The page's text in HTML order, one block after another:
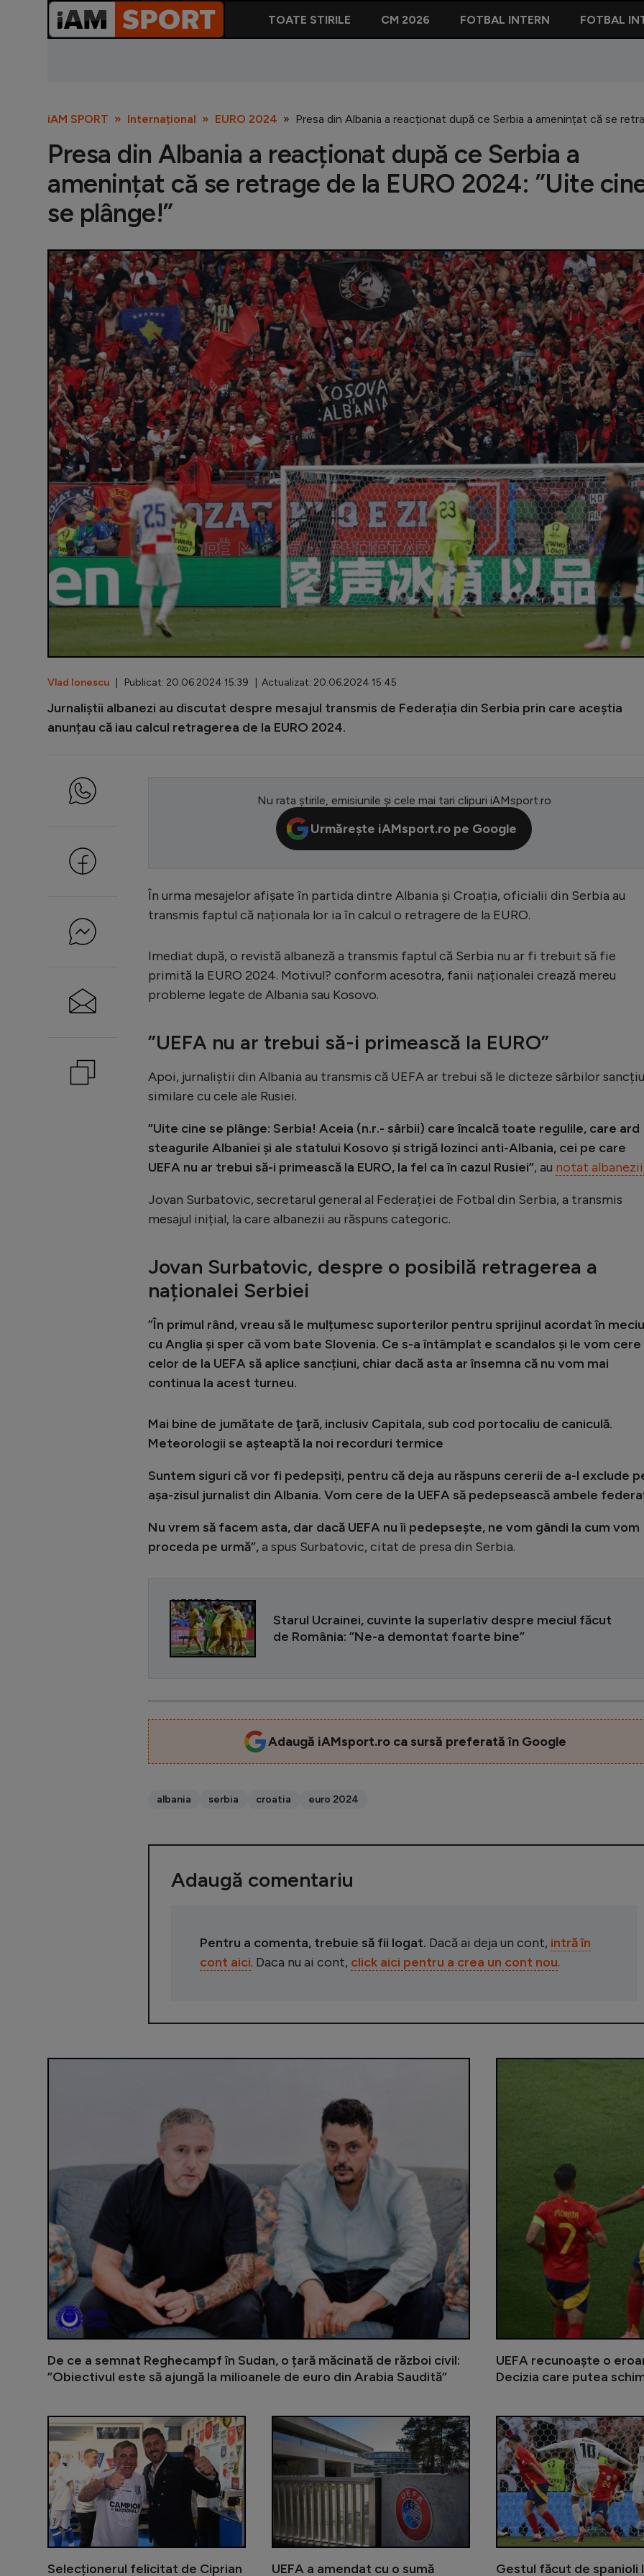
TOATE STIRILE CM 2026 FOTBAL INTERN FOTBAL
iAM SPORT Internațional EURO 2024 Presa din Albania a reacționat după ce Serbia a amenințat că se
Presa din Albania a reacționat după ce Serbia a
amenințat că se retrage de la EURO 2024: ”Uite
se plânge!”
Vlad Ionescu | Publicat: 20.06.2024 15:39 | Actualizat: 20.06.2024 15:45
Jurnaliștii albanezi au discutat despre mesajul transmis de Federația din Serbia prin care aceștia
anunțau că iau calcul retragerea de la EURO 2024.
Nu rata știrile, emisiunile și cele mai tari clipuri iAMsport.ro
Urmărește iAMsport.ro pe Google
În urma mesajelor afișate în partida dintre Albania și Croația, oficialii din Serbia au
transmis faptul că naționala lor ia în calcul o retragere de la EURO.
Imediat după, o revistă albaneză a transmis faptul că Serbia nu ar fi trebuit să fie
primită la EURO 2024. Motivul? conform acesotra, fanii naționalei crează mereu
probleme legate de Albania sau Kosovo.
”UEFA nu ar trebui să-i primească la EURO”
Apoi, jurnaliștii din Albania au transmis că UEFA ar trebui să le dicteze sârbilor
similare cu cele ale Rusiei.
”Uite cine se plânge: Serbia! Aceia (n.r.- sârbii) care încalcă toate regulile, care ard
steagurile Albaniei și ale statului Kosovo și strigă lozinci anti-Albania, cei pe care
UEFA nu ar trebui să-i primească la EURO, la fel ca în cazul Rusiei”, au notat albanezii.
Jovan Surbatovic, secretarul general al Federației de Fotbal din Serbia, a transmis
mesajul inițial, la care albanezii au răspuns categoric.
Jovan Surbatovic, despre o posibilă retragerea a
naționalei Serbiei
”În primul rând, vreau să le mulțumesc suporterilor pentru sprijinul acordat în
cu Anglia și sper că vom bate Slovenia. Ce s-a întâmplat e scandalos și le vom cere
celor de la UEFA să aplice sancțiuni, chiar dacă asta ar însemna că nu vom mai
continua la acest turneu.
Mai bine de jumătate de ţară, inclusiv Capitala, sub cod portocaliu de caniculă.
Meteorologii se așteaptă la noi recorduri termice
Suntem siguri că vor fi pedepsiți, pentru că deja au răspuns cererii de a-l exclude
așa-zisul jurnalist din Albania. Vom cere de la UEFA să pedepsească ambele
Nu vrem să facem asta, dar dacă UEFA nu îi pedepsește, ne vom gândi la cum vom
proceda pe urmă”,a spus Surbatovic, citat de presa din Serbia.
CITEȘTE ȘI
Starul Ucrainei, cuvinte la superlativ despre meciul făcut
de România: ”Ne-a demontat foarte bine”
Adaugă iAMsport.ro ca sursă preferată în Google
albania serbia croatia euro 2024
Adaugă comentariu
Pentru a comenta, trebuie să fii logat. Dacă ai deja un cont, intră în
cont aici. Daca nu ai cont, click aici pentru a crea un cont nou.
De ce a semnat Reghecampf în Sudan, o țară măcinată de război civil:
”Obiectivul este să ajungă la milioanele de euro din Arabia Saudită”
UEFA recunoaște o
Decizia care putea
Selecționerul felicitat de Ciprian
Selecționerul felicitat de Ciprian
UEFA a amendat cu o sumă Gestul făcut de spanioli